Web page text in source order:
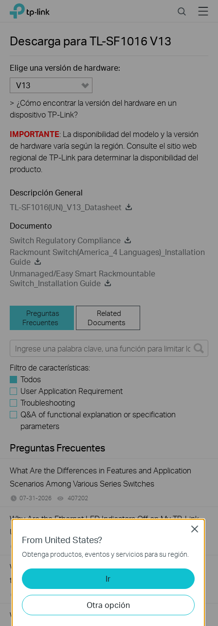
Click
navigation
TP-Link, Reliably Smart SearchMenu
Descarga paraTL-SF1016V13
Elige una versión de hardware:
V13
> ¿Cómo encontrar la versión del hardware en un
dispositivo TP-Link?
IMPORTANTE: La disponibilidad del modelo y la versión
de hardware varía según la región. Consulte el sitio web
regional de TP-Link para determinar la disponibilidad del
producto.
Descripción General
TL-SF1016(UN)_V13_Datasheet
Documento
Switch Regulatory Compliance
Rackmount Switch(America_4 Languages)_Installation
Guide
Unmanaged/Easy Smart Rackmountable
Switch_Installation Guide
Preguntas
Frecuentes
Related
Documents
Filtro de características:
Todos
User Application Requirement
Troubleshooting
Q&A of functional explanation or specification
parameters
Preguntas Frecuentes
What Are the Differences in Features and Application
Scenarios Among Various Series Switches
07-31-2026 407202
Why Are the Ethernet LED Indicators Off on My TP-Link
Unmanaged Switch?
What Can I Do If My PC Is Not Working When Connected
to a TP-Link Unmanaged Switch?
07-16-2026 317015views
What Can I Do If My PC Has Slow Network Speed When
From United States?
Obtenga productos, eventos y servicios para su región.
Ir
Otra opción
Close